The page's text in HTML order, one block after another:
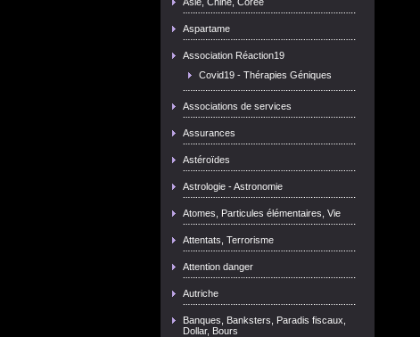
Aspartame
Association Réaction19
Covid19 - Thérapies Géniques
Associations de services
Assurances
Astéroïdes
Astrologie - Astronomie
Atomes, Particules élémentaires, Vie
Attentats, Terrorisme
Attention danger
Autriche
Banques, Banksters, Paradis fiscaux,
Dollar, Bours